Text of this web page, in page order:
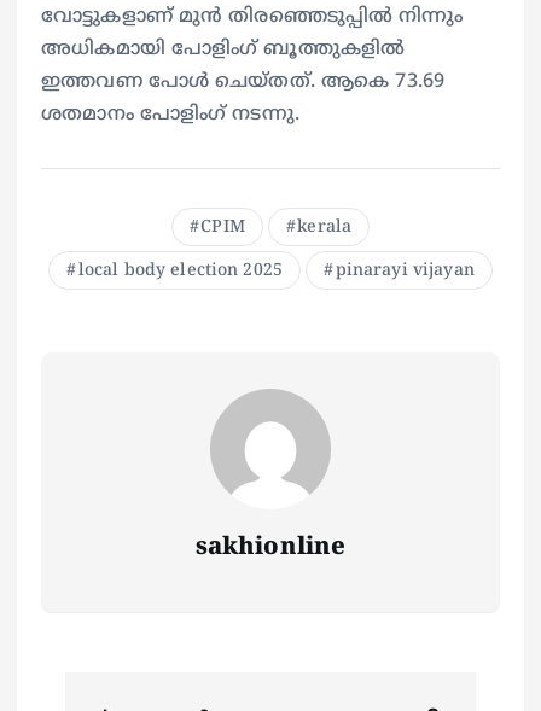
വോട്ടുകളാണ് മുൻ തിരഞ്ഞെടുപ്പിൽ നിന്നും
അധികമായി പോളിംഗ് ബൂത്തുകളിൽ
ഇത്തവണ പോൾ ചെയ്തത്. ആകെ 73.69
ശതമാനം പോളിംഗ് നടന്നു.
CPIM kerala
local body election 2025 pinarayi vijayan
sakhionline